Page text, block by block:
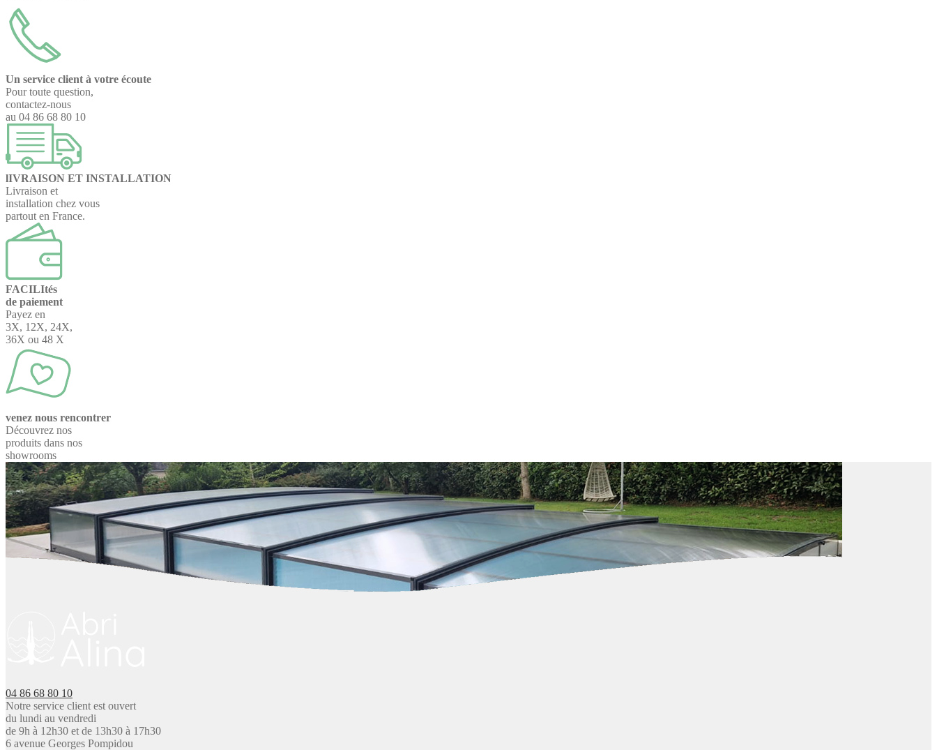
Un service client à votre écoute
Pour toute question,
contactez-nous
au 04 86 68 80 10
lIVRAISON ET INSTALLATION
Livraison et
installation chez vous
partout en France.
FACILItés
de paiement
Payez en
3X, 12X, 24X,
36X ou 48 X
venez nous rencontrer
Découvrez nos
produits dans nos
showrooms
04 86 68 80 10
Notre service client est ouvert
du lundi au vendredi
de 9h à 12h30 et de 13h30 à 17h30
6 avenue Georges Pompidou